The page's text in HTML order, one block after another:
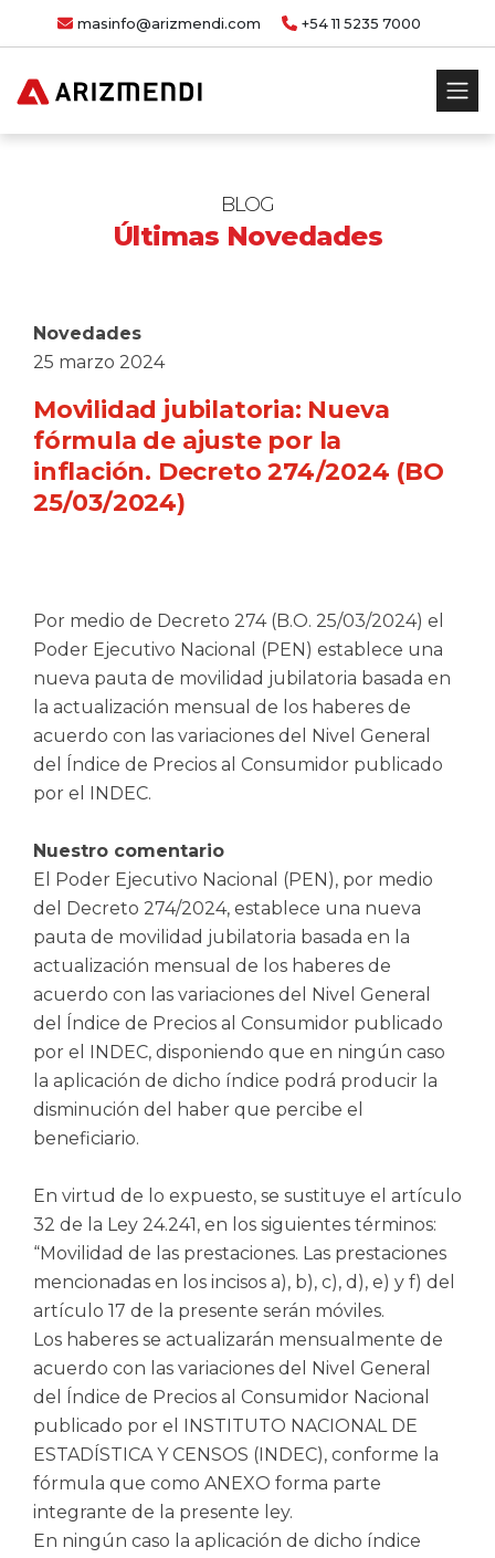
masinfo@arizmendi.com +54 11 5235 7000
BLOG
Últimas Novedades
Novedades
25 marzo 2024
Movilidad jubilatoria: Nueva
fórmula de ajuste por la
inflación. Decreto 274/2024 (BO
25/03/2024)
Por medio de Decreto 274 (B.O. 25/03/2024) el
Poder Ejecutivo Nacional (PEN) establece una
nueva pauta de movilidad jubilatoria basada en
la actualización mensual de los haberes de
acuerdo con las variaciones del Nivel General
del Índice de Precios al Consumidor publicado
por el INDEC.
Nuestro comentario
El Poder Ejecutivo Nacional (PEN), por medio
del Decreto 274/2024, establece una nueva
pauta de movilidad jubilatoria basada en la
actualización mensual de los haberes de
acuerdo con las variaciones del Nivel General
del Índice de Precios al Consumidor publicado
por el INDEC, disponiendo que en ningún caso
la aplicación de dicho índice podrá producir la
disminución del haber que percibe el
beneficiario.
En virtud de lo expuesto, se sustituye el artículo
32 de la Ley 24.241, en los siguientes términos:
“Movilidad de las prestaciones. Las prestaciones
mencionadas en los incisos a), b), c), d), e) y f) del
artículo 17 de la presente serán móviles.
Los haberes se actualizarán mensualmente de
acuerdo con las variaciones del Nivel General
del Índice de Precios al Consumidor Nacional
publicado por el INSTITUTO NACIONAL DE
ESTADÍSTICA Y CENSOS (INDEC), conforme la
fórmula que como ANEXO forma parte
integrante de la presente ley.
En ningún caso la aplicación de dicho índice